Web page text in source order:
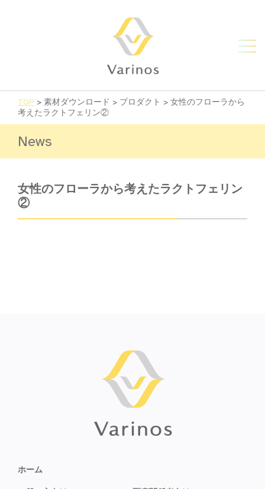
TOP > 素材ダウンロード > プロダクト > 女性のフローラから
考えたラクトフェリン②
News
女性のフローラから考えたラクトフェリン
②
ホーム